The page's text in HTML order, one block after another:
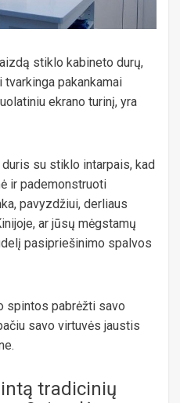
stiklo kabineto durų,
pakankamai
ekrano turinį, yra
su stiklo intarpais, kad
ir pademonstruoti
pavyzdžiui, derliaus
ar jūsų mėgstamų
pasipriešinimo spalvos
spintos pabrėžti savo
savo virtuvės jaustis
tradicinių